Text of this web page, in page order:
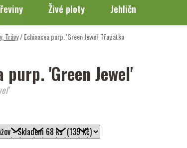
Živé ploty Jehličnany
Trávy/Echinacea purp. 'Green Jewel'Třapatka
purp. 'Green Jewel'